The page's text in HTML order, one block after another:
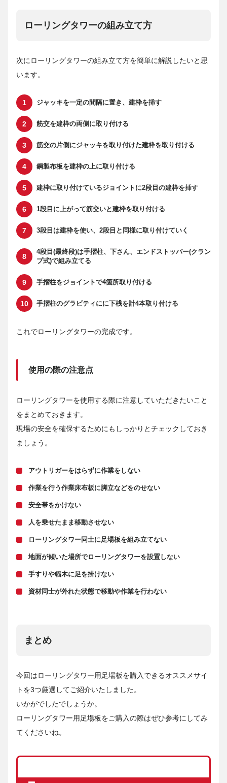
ローリングタワーの組み立て方
次にローリングタワーの組み立て方を簡単に解説したいと思
います。
ジャッキを一定の間隔に置き、建枠を挿す
筋交を建枠の両側に取り付ける
筋交の片側にジャッキを取り付けた建枠を取り付ける
鋼製布板を建枠の上に取り付ける
建枠に取り付けているジョイントに2段目の建枠を挿す
1段目に上がって筋交いと建枠を取り付ける
3段目は建枠を使い、2段目と同様に取り付けていく
4段目(最終段)は手摺柱、下さん、エンドストッパー(クラン
プ式)で組み立てる
手摺柱をジョイントで4箇所取り付ける
手摺柱のグラビティにに下桟を計4本取り付ける
これでローリングタワーの完成です。
使用の際の注意点
ローリングタワーを使用する際に注意していただきたいこと
をまとめておきます。
現場の安全を確保するためにもしっかりとチェックしておき
ましょう。
アウトリガーをはらずに作業をしない
作業を行う作業床布板に脚立などをのせない
安全帯をかけない
人を乗せたまま移動させない
ローリングタワー同士に足場板を組み立てない
地面が傾いた場所でローリングタワーを設置しない
手すりや幅木に足を掛けない
資材同士が外れた状態で移動や作業を行わない
まとめ
今回はローリングタワー用足場板を購入できるオススメサイ
トを3つ厳選してご紹介いたしました。
いかがでしたでしょうか。
ローリングタワー用足場板をご購入の際はぜひ参考にしてみ
てくださいね。